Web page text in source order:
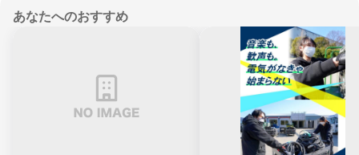
あなたへのおすすめ